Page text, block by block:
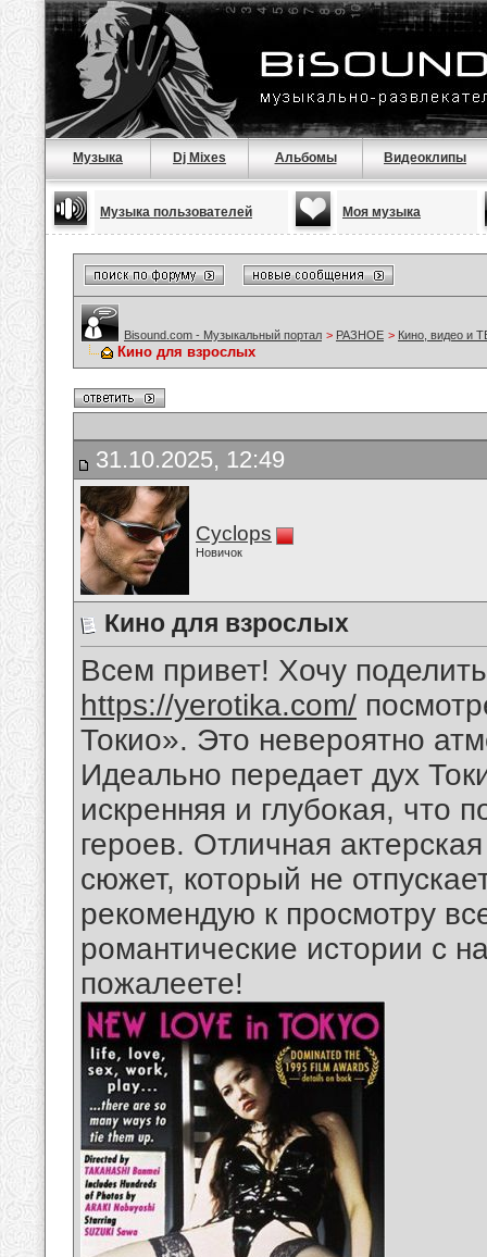
Музыка Dj Mixes Альбомы Видеоклипы
Музыка пользователей Моя музыка
Bisound.com - Музыкальный портал > РАЗНОЕ > Кино, видео и
Кино для взрослых
31.10.2025, 12:49
Cyclops
Новичок
Кино для взрослых
Всем привет! Хочу
https://yerotika.com/
Токио». Это невероятно
Идеально передает дух
искренняя и глубокая, что
героев. Отличная
сюжет, который не
рекомендую к просмотру
романтические истории с
пожалеете!